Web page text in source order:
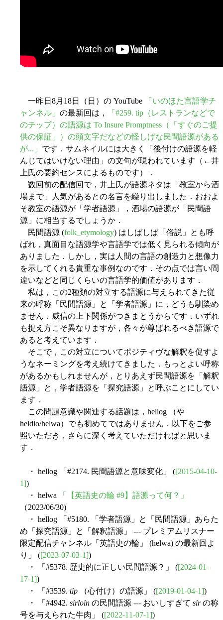
一昨日8月18日（日）の YouTube
「いのほた言語学チ
ャンネル」 の最新回は，
「#259. tip（レストランなどで
のチップ）の語源は To Insure Promptness（「すぐのご提
供の保証」）の頭文字だなどの怪しげな民間語源がある
が...」 です．サムネイルには大きく「後付けの語源を軽
んじてはいけない理由」の文句が現われています（←井
上氏の要約センスによるものです）．
数回前の配信回で，井上氏が語源ネタは「教室から酒
場まで」人気があるとの名言を繰り出しました．おおよ
そ教室の語源が「学者語源」，酒場の語源が「民間語
源」に相当するでしょうか．
民間語源 (folk_etymology) はしばしば「俗説」とも呼
ばれ，真面目な語源学や言語学では低く見られる傾向が
ありました．しかし，実は人間の言語の創造力と想像力
を示してくれる貴重な事例なのです．その点では言い間
違いなどと同じくらいの言語学的価値があります．
私は，この2種類の対立する語源に与えられてきた従
来の呼称「民間語源」と「学者語源」に，どうも馴染め
ません．威信の上下関係がつきまとうからです．いずれ
も捉え方こそ異なりますが，各々が尊ばれるべき語源で
あると考えています．
そこで，この対立についてポジティヴな解釈を促すよ
うなネーミングを考え続けてきました．もっとよい呼称
があるかもしれませんが，とりあえず民間語源を「解釈
語源」と，学者語源を「探究語源」と呼ぶことにしてい
ます．
この問題意識や関連する話題は，hellog （や
heldio/helwa）でも初めてではありません．以下をご参
照いただき，さらに深く考えていただければと思いま
す．
・ hellog 「#2174. 民間語源と意味変化」 ([2015-04-10-
1])
・ helwa
「【英語史の輪 #9】語源って何？」
（2023/06/30)
・ hellog 「#5180. 「学者語源」と「民間語源」あらた
め「探究語源」と「解釈語源」 --- プレミアムリスナー
限定配信チャンネル「英語史の輪」 (helwa) の最新回よ
り」 ([2023-07-03-1])
・ 「#5378. 歴史的に正しい民間語源？」 ([2024-01-
17-1])
・ 「#3539. tip （心付け）の語源」 ([2019-01-04-1])
・ 「#4942. sirloin の民間語源 --- おいしすぎて sirの称
号を与えられた牛肉」 ([2022-11-07-1])